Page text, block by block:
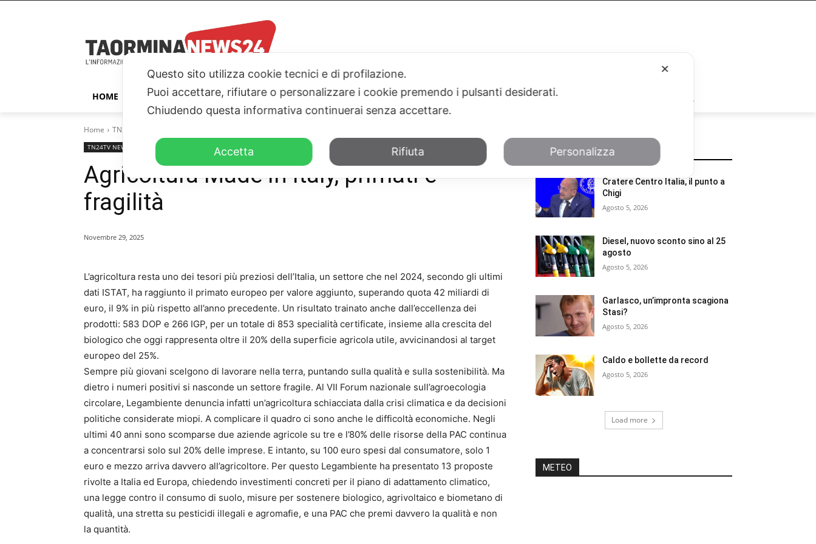
HOME TAORMINA ITALIA – ESTERI PARLAMENTO SICILIA SALUTE SPORT TN24TV
Home TN24TV NEWS
TN24TV NEWS TN24TV
Agricoltura Made in Italy, primati e
fragilità
Novembre 29, 2025
L’agricoltura resta uno dei tesori più preziosi dell’Italia, un settore che nel 2024, secondo gli ultimi
dati ISTAT, ha raggiunto il primato europeo per valore aggiunto, superando quota 42 miliardi di
euro, il 9% in più rispetto all’anno precedente. Un risultato trainato anche dall’eccellenza dei
prodotti: 583 DOP e 266 IGP, per un totale di 853 specialità certificate, insieme alla crescita del
biologico che oggi rappresenta oltre il 20% della superficie agricola utile, avvicinandosi al target
europeo del 25%.
Sempre più giovani scelgono di lavorare nella terra, puntando sulla qualità e sulla sostenibilità. Ma
dietro i numeri positivi si nasconde un settore fragile. Al VII Forum nazionale sull’agroecologia
circolare, Legambiente denuncia infatti un’agricoltura schiacciata dalla crisi climatica e da decisioni
politiche considerate miopi. A complicare il quadro ci sono anche le difficoltà economiche. Negli
ultimi 40 anni sono scomparse due aziende agricole su tre e l’80% delle risorse della PAC continua
a concentrarsi solo sul 20% delle imprese. E intanto, su 100 euro spesi dal consumatore, solo 1
euro e mezzo arriva davvero all’agricoltore. Per questo Legambiente ha presentato 13 proposte
rivolte a Italia ed Europa, chiedendo investimenti concreti per il piano di adattamento climatico,
una legge contro il consumo di suolo, misure per sostenere biologico, agrivoltaico e biometano di
qualità, una stretta su pesticidi illegali e agromafie, e una PAC che premi davvero la qualità e non
la quantità.
POTREBBE INTERESSARTI
Cratere Centro Italia, il punto a
Chigi
Agosto 5, 2026
Diesel, nuovo sconto sino al 25
agosto
Agosto 5, 2026
Garlasco, un’impronta scagiona
Stasi?
Agosto 5, 2026
Caldo e bollette da record
Agosto 5, 2026
Load more
METEO
✕
Questo sito utilizza cookie tecnici e di profilazione.
Puoi accettare, rifiutare o personalizzare i cookie premendo i pulsanti desiderati.
Chiudendo questa informativa continuerai senza accettare.
Accetta Rifiuta Personalizza